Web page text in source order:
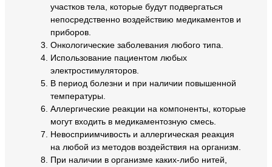
участков тела, которые будут подвергаться
непосредственно воздействию медикаментов и
приборов.
Онкологические заболевания любого типа.
Использование пациентом любых
электростимуляторов.
В период болезни и при наличии повышенной
температуры.
Аллергические реакции на компоненты, которые
могут входить в медикаментозную смесь.
Невосприимчивость и аллергическая реакция
на любой из методов воздействия на организм.
При наличии в организме каких-либо нитей,